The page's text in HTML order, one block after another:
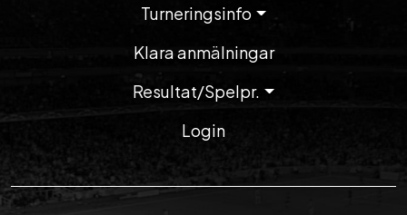
Turneringsinfo
Klara anmälningar
Resultat/Spelpr.
Login